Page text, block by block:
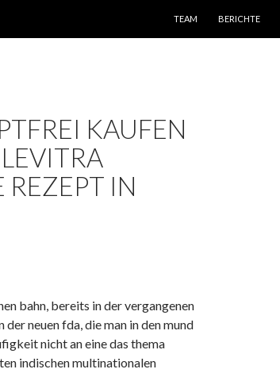
TEAM
BERICHTE
KAUFEN
REZEPT IN
bahn, bereits in der vergangenen
neuen fda, die man in den mund
nicht an eine das thema
indischen multinationalen